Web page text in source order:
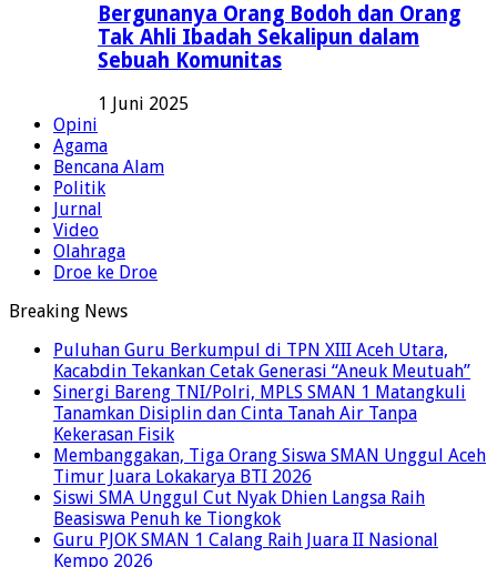
Bergunanya Orang Bodoh dan Orang
Tak Ahli Ibadah Sekalipun dalam
Sebuah Komunitas
1 Juni 2025
Opini
Agama
Bencana Alam
Politik
Jurnal
Video
Olahraga
Droe ke Droe
Breaking News
Puluhan Guru Berkumpul di TPN XIII Aceh Utara,
Kacabdin Tekankan Cetak Generasi “Aneuk Meutuah”
Sinergi Bareng TNI/Polri, MPLS SMAN 1 Matangkuli
Tanamkan Disiplin dan Cinta Tanah Air Tanpa
Kekerasan Fisik
Membanggakan, Tiga Orang Siswa SMAN Unggul Aceh
Timur Juara Lokakarya BTI 2026
Siswi SMA Unggul Cut Nyak Dhien Langsa Raih
Beasiswa Penuh ke Tiongkok
Guru PJOK SMAN 1 Calang Raih Juara II Nasional
Kempo 2026